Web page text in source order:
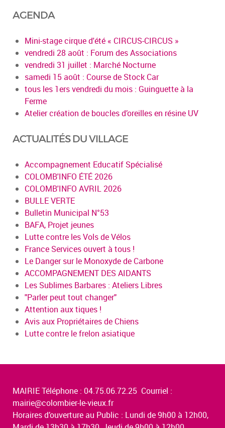
AGENDA
Mini-stage cirque d'été « CIRCUS-CIRCUS »
vendredi 28 août : Forum des Associations
vendredi 31 juillet : Marché Nocturne
samedi 15 août : Course de Stock Car
tous les 1ers vendredi du mois : Guinguette à la
Ferme
Atelier création de boucles d’oreilles en résine UV
ACTUALITÉS DU VILLAGE
Accompagnement Educatif Spécialisé
COLOMB'INFO ÉTÉ 2026
COLOMB'INFO AVRIL 2026
BULLE VERTE
Bulletin Municipal N°53
BAFA, Projet jeunes
Lutte contre les Vols de Vélos
France Services ouvert à tous !
Le Danger sur le Monoxyde de Carbone
ACCOMPAGNEMENT DES AIDANTS
Les Sublimes Barbares : Ateliers Libres
"Parler peut tout changer"
Attention aux tiques !
Avis aux Propriétaires de Chiens
Lutte contre le frelon asiatique
MAIRIE Téléphone : 04.75.06.72.25 Courriel :
mairie@colombier-le-vieux.fr
Horaires d’ouverture au Public : Lundi de 9h00 à 12h00,